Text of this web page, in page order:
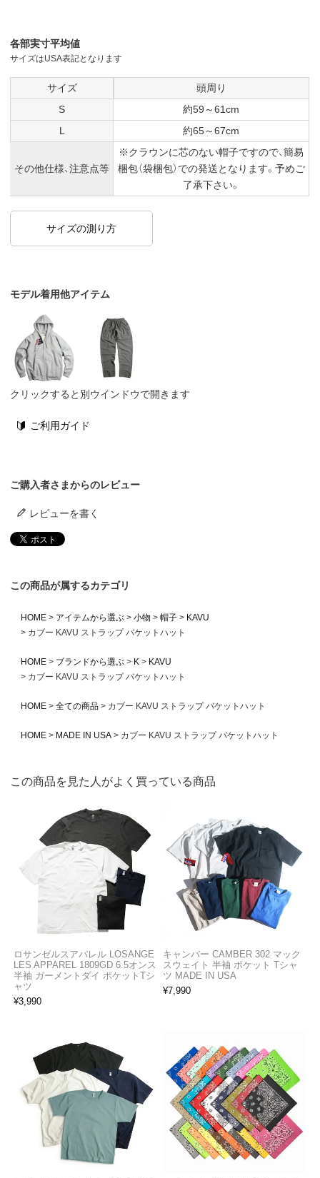
各部実寸平均値
サイズはUSA表記となります
サイズ
頭周り
S
約59～61cm
L
約65～67cm
その他仕様、注意点等
※クラウンに芯のない帽子ですので、簡易
梱包（袋梱包）での発送となります。予めご
了承下さい。
サイズの測り方
モデル着用他アイテム
クリックすると別ウインドウで開きます
ご利用ガイド
ご購入者さまからのレビュー
レビューを書く
この商品が属するカテゴリ
HOME アイテムから選ぶ 小物 帽子
KAVU
カブー KAVU ストラップ バケットハット
HOME ブランドから選ぶ K
KAVU
カブー KAVU ストラップ バケットハット
HOME 全ての商品 カブー KAVU ストラップ バケットハット
HOME MADE IN USA カブー KAVU ストラップ バケットハット
この商品を見た人がよく買っている商品
ロサンゼルスアパレル LOSANGE
LES APPAREL 1809GD 6.5オンス
半袖 ガーメントダイ ポケットTシ
ャツ
¥3,990
キャンバー CAMBER 302 マック
スウェイト 半袖 ポケット Tシャ
ツ MADE IN USA
¥7,990